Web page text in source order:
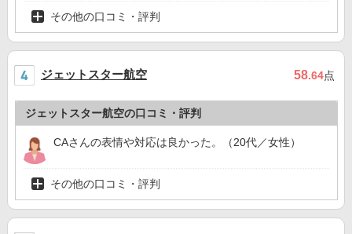
その他の口コミ・評判
ジェットスター航空 58.64点
ジェットスター航空の口コミ・評判
CAさんの表情や対応は良かった。（20代／女性）
その他の口コミ・評判